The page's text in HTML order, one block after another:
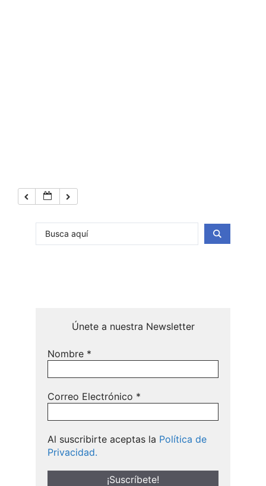
Únete a nuestra Newsletter
Nombre *
Correo Electrónico *
Al suscribirte aceptas la Política de
Privacidad.